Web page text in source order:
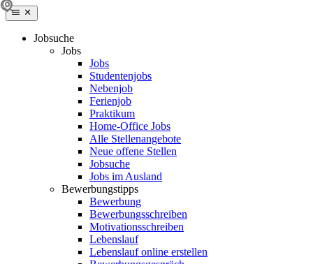
Jobsuche
Jobs
Jobs
Studentenjobs
Nebenjob
Ferienjob
Praktikum
Home-Office Jobs
Alle Stellenangebote
Neue offene Stellen
Jobsuche
Jobs im Ausland
Bewerbungstipps
Bewerbung
Bewerbungsschreiben
Motivationsschreiben
Lebenslauf
Lebenslauf online erstellen